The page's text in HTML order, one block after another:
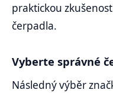
praktickou
čerpadla.
Vyberte správné
Následný výběr